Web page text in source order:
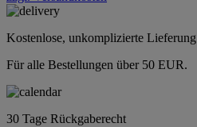
Kostenlose, unkomplizierte Lieferung
Für alle Bestellungen über 50 EUR.
30 Tage Rückgaberecht